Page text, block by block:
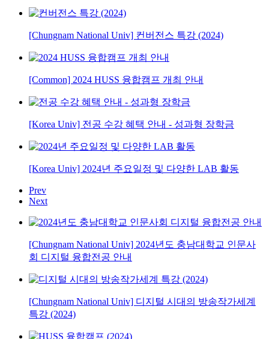
[Chungnam National Univ] 컨버전스 특강 (2024)
[Common] 2024 HUSS 융합캠프 개최 안내
[Korea Univ] 전공 수강 혜택 안내 - 성과형 장학금
[Korea Univ] 2024년 주요일정 및 다양한 LAB 활동
Prev
Next
[Chungnam National Univ] 2024년도 충남대학교 인문사
회 디지털 융합전공 안내
[Chungnam National Univ] 디지털 시대의 방송작가세계
특강 (2024)